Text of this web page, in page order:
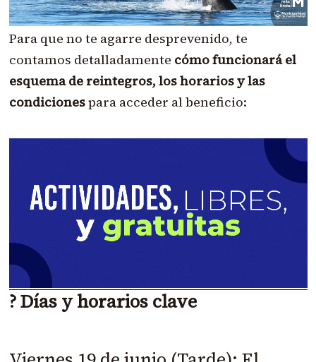
Para que no te agarre desprevenido, te
contamos detalladamente cómo funcionará el
esquema de reintegros, los horarios y las
condicionespara acceder al beneficio:
? Días y horarios clave